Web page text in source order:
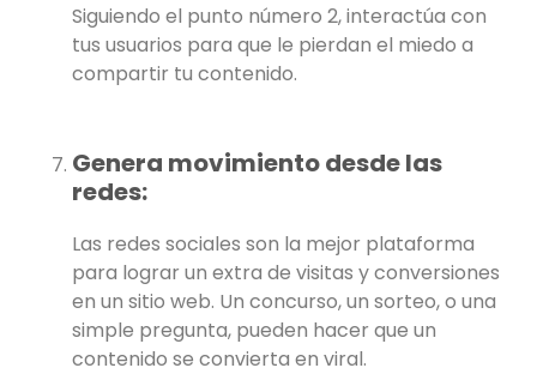
Siguiendo el punto número 2, interactúa con
tus usuarios para que le pierdan el miedo a
compartir tu contenido.
Genera movimiento desde las
redes:
Las redes sociales son la mejor plataforma
para lograr un extra de visitas y conversiones
en un sitio web. Un concurso, un sorteo, o una
simple pregunta, pueden hacer que un
contenido se convierta en viral.